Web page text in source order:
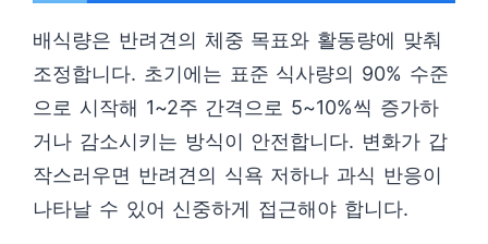
배식량은 반려견의 체중 목표와 활동량에 맞춰
조정합니다. 초기에는 표준 식사량의 90% 수준
으로 시작해 1~2주 간격으로 5~10%씩 증가하
거나 감소시키는 방식이 안전합니다. 변화가 갑
작스러우면 반려견의 식욕 저하나 과식 반응이
나타날 수 있어 신중하게 접근해야 합니다.